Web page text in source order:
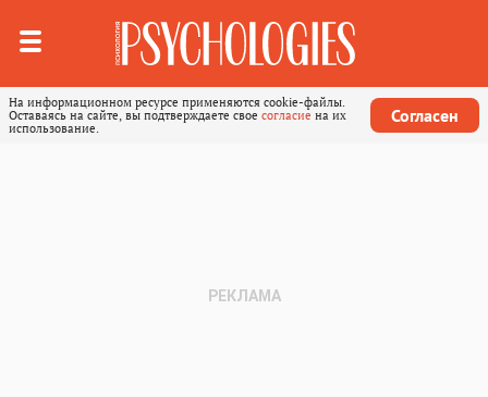
На информационном ресурсе применяются cookie-файлы.
Оставаясь на сайте, вы подтверждаете свое согласие на их
использование.
Согласен